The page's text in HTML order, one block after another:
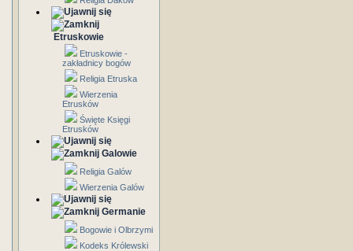
Etruskowie
Etruskowie -
zakładnicy bogów
Religia Etruska
Wierzenia
Etrusków
Święte Księgi
Etrusków
Galowie
Religia Galów
Wierzenia Galów
Germanie
Bogowie i Olbrzymi
Kodeks Królewski